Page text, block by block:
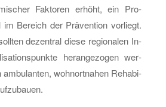
Fak­to­ren er­höht, ein Pro­
Be­reich der Prä­ven­ti­on vor­liegt.
de­zen­tral diese re­gio­na­len In­
her­an­ge­zo­gen wer­
am­bu­lan­ten, wohn­ort­na­hen Re­ha­bi­